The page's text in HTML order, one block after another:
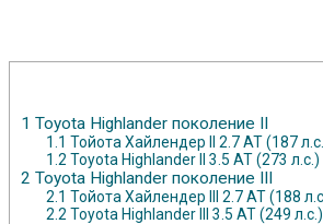
1 Toyota Highlander поколение II
1.1 Тойота Хайлендер II 2.7 АТ (187
1.2 Toyota Highlander II 3.5 АТ (273 л.с.)
2 Toyota Highlander поколение III
2.1 Тойота Хайлендер III 2.7 АТ (188
2.2 Toyota Highlander III 3.5 АТ (249 л.с.)